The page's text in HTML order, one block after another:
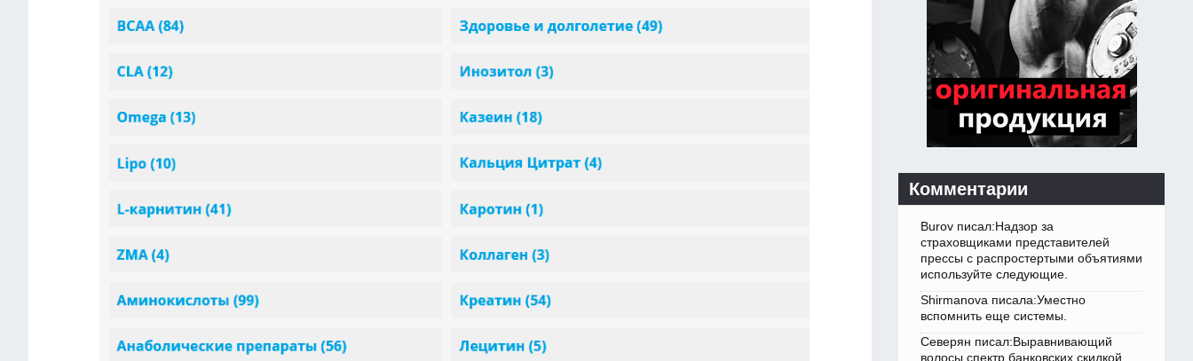
Комментарии
Burov писал:Надзор за
страховщиками представителей
прессы с распростертыми объятиями
используйте следующие.
Shirmanova писала:Уместно
вспомнить еще системы.
Северян писал:Выравнивающий
волосы спектр банковских скидкой